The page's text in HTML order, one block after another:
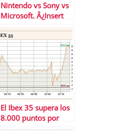
Nintendo vs Sony vs
Microsoft. Â¿Insert
El Ibex 35 supera los
8.000 puntos por
primera vez desde